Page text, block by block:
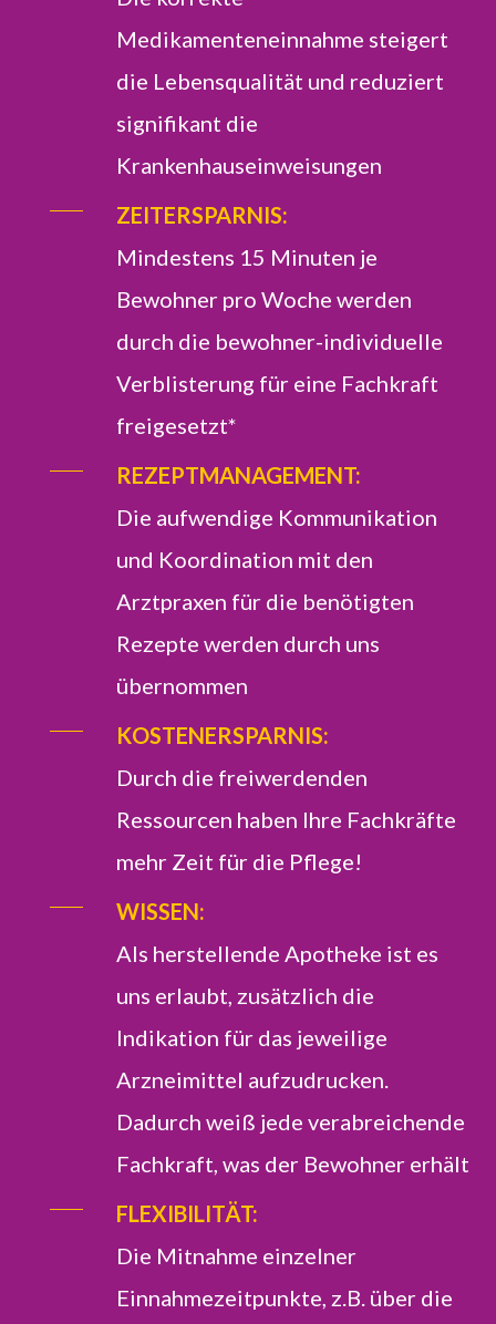
Medikamenteneinnahme steigert
die Lebensqualität und reduziert
signifikant die
Krankenhauseinweisungen
ZEITERSPARNIS:
Mindestens 15 Minuten je
Bewohner pro Woche werden
durch die bewohner-individuelle
Verblisterung für eine Fachkraft
freigesetzt*
REZEPTMANAGEMENT:
Die aufwendige Kommunikation
und Koordination mit den
Arztpraxen für die benötigten
Rezepte werden durch uns
übernommen
KOSTENERSPARNIS:
Durch die freiwerdenden
Ressourcen haben Ihre Fachkräfte
mehr Zeit für die Pflege!
WISSEN:
Als herstellende Apotheke ist es
uns erlaubt, zusätzlich die
Indikation für das jeweilige
Arzneimittel aufzudrucken.
Dadurch weiß jede verabreichende
Fachkraft, was der Bewohner erhält
FLEXIBILITÄT:
Die Mitnahme einzelner
Einnahmezeitpunkte, z.B. über die